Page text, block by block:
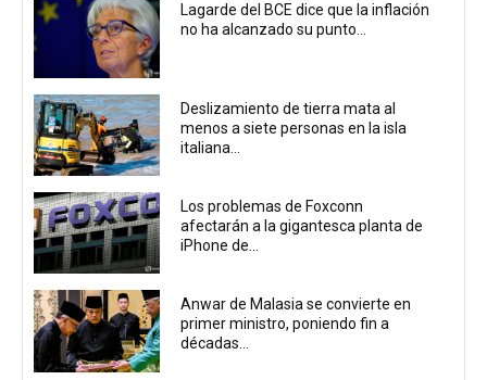
Lagarde del BCE dice que la inflación
no ha alcanzado su punto...
Deslizamiento de tierra mata al
menos a siete personas en la isla
italiana...
Los problemas de Foxconn
afectarán a la gigantesca planta de
iPhone de...
Anwar de Malasia se convierte en
primer ministro, poniendo fin a
décadas...